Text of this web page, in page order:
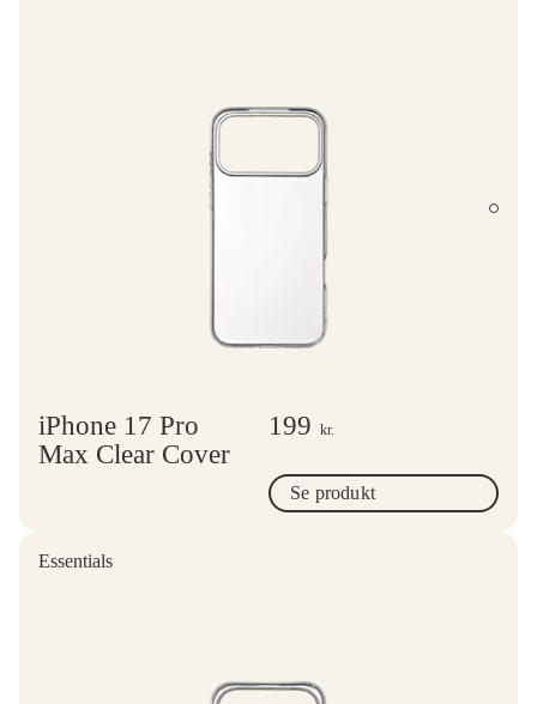
iPhone 17 Pro
Max Clear Cover
199 kr.
Se produkt
Essentials